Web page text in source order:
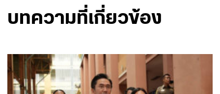
บทความที่เกี่ยวข้อง